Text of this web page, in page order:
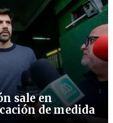
sale en
de medida